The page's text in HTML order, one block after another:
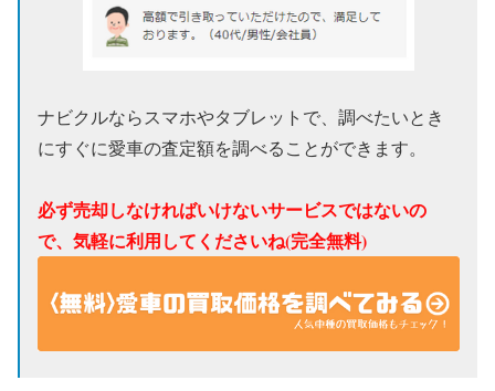
ナビクルならスマホやタブレットで、調べたいとき
にすぐに愛車の査定額を調べることができます。
必ず売却しなければいけないサービスではないの
で、気軽に利用してくださいね(完全無料)